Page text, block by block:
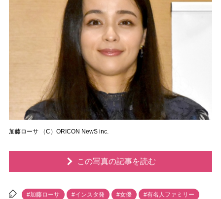
加藤ローサ （C）ORICON NewS inc.
この写真の記事を読む
#加藤ローサ #インスタ発 #女優 #有名人ファミリー